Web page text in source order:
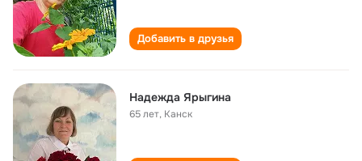
Добавить в друзья
Надежда Ярыгина
65 лет, Канск